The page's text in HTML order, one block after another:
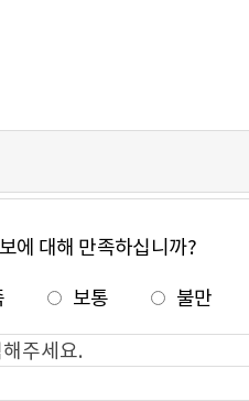
에 대해 만족하십니까?
보통 불만